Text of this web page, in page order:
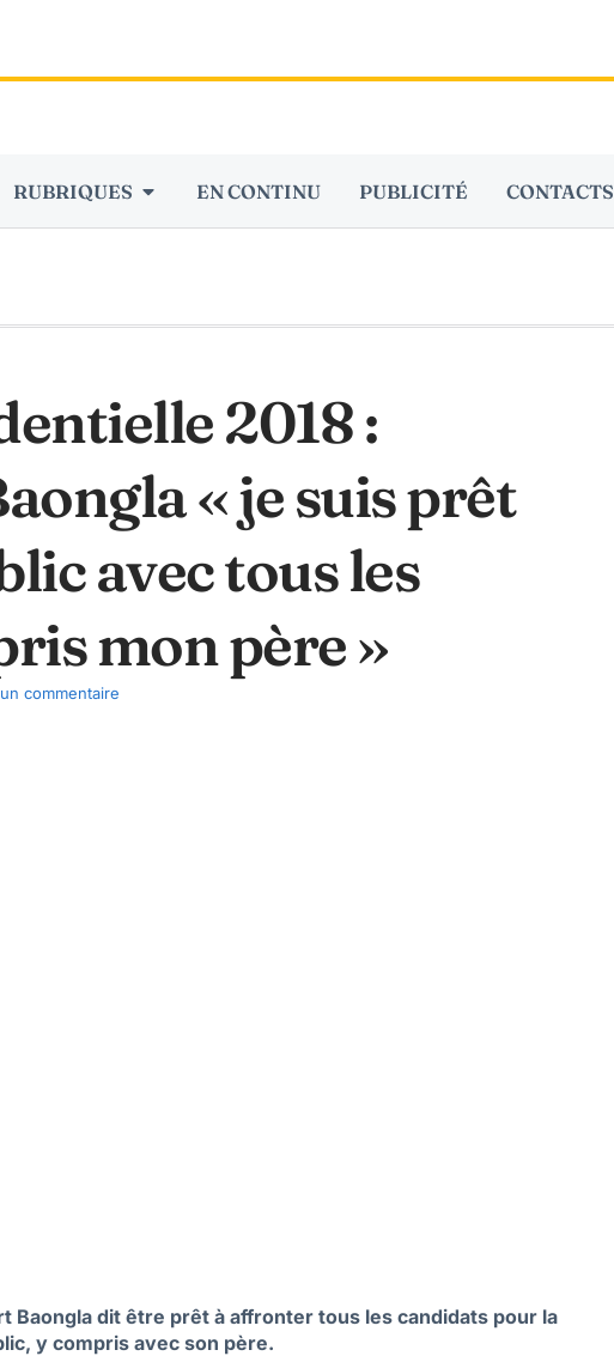
RUBRIQUES EN CONTINU PUBLICITÉ CONTACTS
2018 :
« je suis prêt
avec tous les
mon père »
commentaire
Baongla dit être prêt à affronter tous les candidats pour la
y compris avec son père.